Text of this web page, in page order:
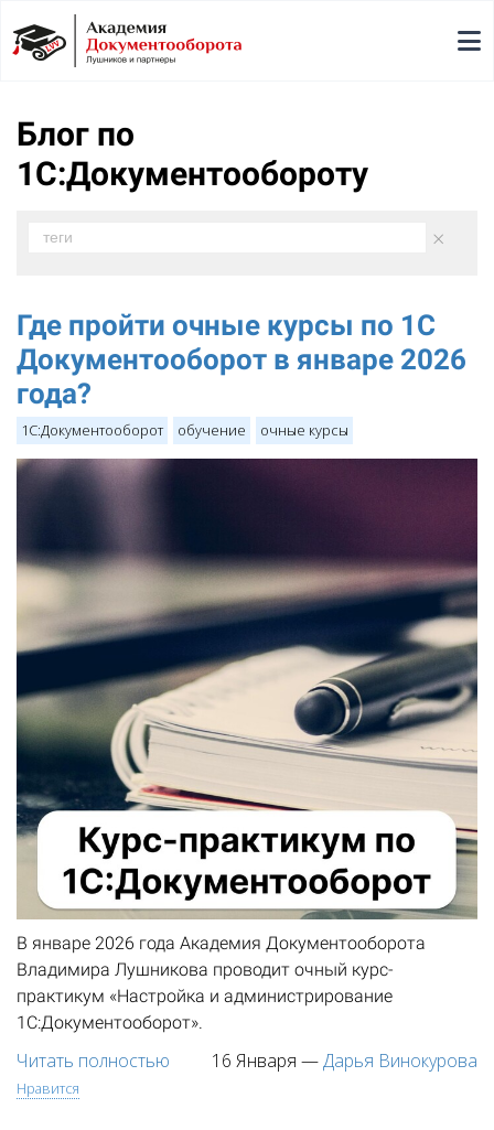
Блог по
1С:Документообороту
×
теги
Где пройти очные курсы по 1С
Документооборот в январе 2026
года?
1С:Документооборот обучение очные курсы
В январе 2026 года Академия Документооборота
Владимира Лушникова проводит очный курс-
практикум «Настройка и администрирование
1С:Документооборот».
Читать полностью 16 Января —Дарья Винокурова
Нравится